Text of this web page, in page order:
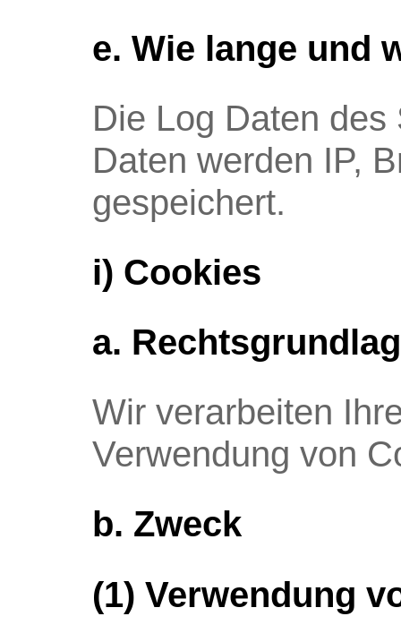
e. Wie lange und
Die Log Daten
Daten werden IP,
gespeichert.
i) Cookies
a.
Wir verarbeiten
Verwendung von
b. Zweck
(1) Verwendung